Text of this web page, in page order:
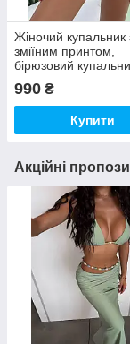
Жіночий купальник
зміїним принтом,
бірюзовий
990 ₴
Купити
Акційні